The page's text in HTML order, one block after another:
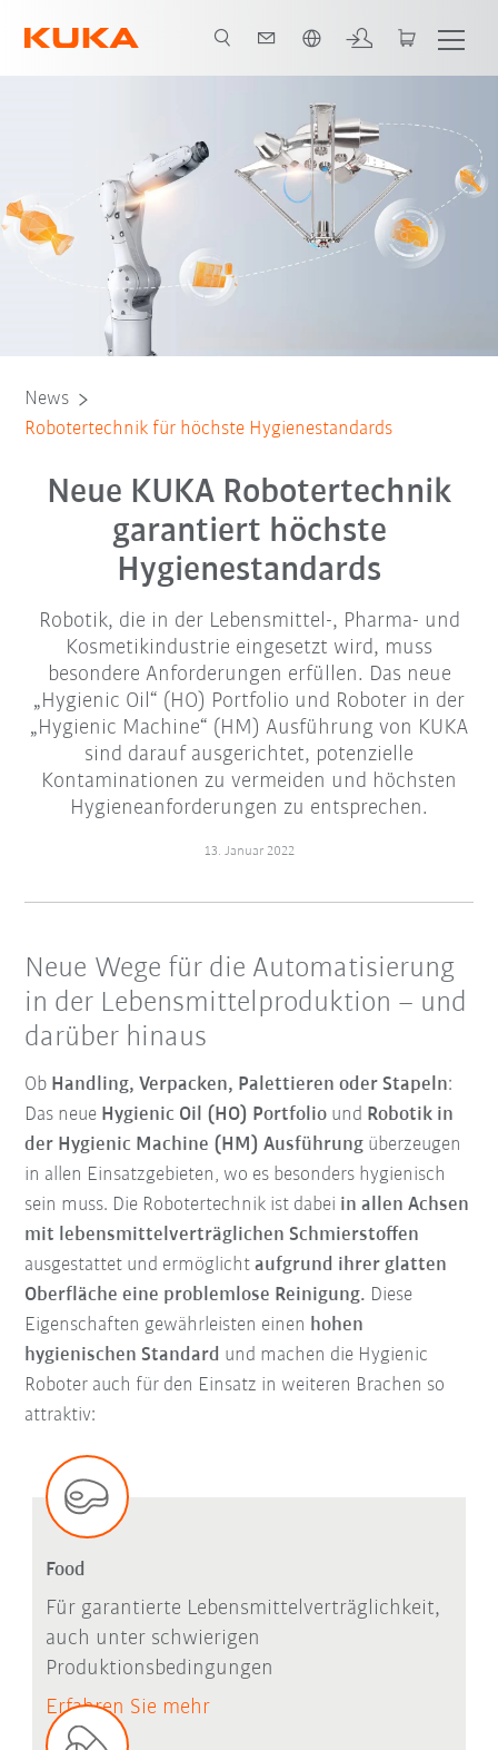
HO Roboter Maschinen in Hygienic Design Kontakt E-Book
News
Robotertechnik für höchste Hygienestandards
Neue KUKA Robotertechnik
garantiert höchste
Hygienestandards
Robotik, die in der Lebensmittel-, Pharma- und
Kosmetikindustrie eingesetzt wird, muss
besondere Anforderungen erfüllen. Das neue
„Hygienic Oil“ (HO) Portfolio und Roboter in der
„Hygienic Machine“ (HM) Ausführung von KUKA
sind darauf ausgerichtet, potenzielle
Kontaminationen zu vermeiden und höchsten
Hygieneanforderungen zu entsprechen.
13. Januar 2022
Neue Wege für die Automatisierung
in der Lebensmittelproduktion – und
darüber hinaus
Ob Handling, Verpacken, Palettieren oder Stapeln:
Das neue Hygienic Oil (HO) Portfolio und Robotik in
der Hygienic Machine (HM) Ausführung überzeugen
in allen Einsatzgebieten, wo es besonders hygienisch
sein muss. Die Robotertechnik ist dabei in allen Achsen
mit lebensmittelverträglichen Schmierstoffen
ausgestattet und ermöglicht aufgrund ihrer glatten
Oberfläche eine problemlose Reinigung. Diese
Eigenschaften gewährleisten einen hohen
hygienischen Standard und machen die Hygienic
Roboter auch für den Einsatz in weiteren Brachen so
attraktiv:
Food
Für garantierte Lebensmittelverträglichkeit,
auch unter schwierigen
Produktionsbedingungen
Erfahren Sie mehr